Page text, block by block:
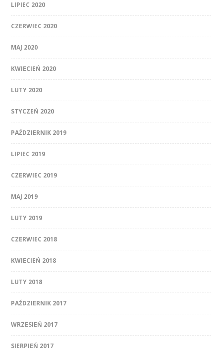
LIPIEC 2020
CZERWIEC 2020
MAJ 2020
KWIECIEŃ 2020
LUTY 2020
STYCZEŃ 2020
PAŹDZIERNIK 2019
LIPIEC 2019
CZERWIEC 2019
MAJ 2019
LUTY 2019
CZERWIEC 2018
KWIECIEŃ 2018
LUTY 2018
PAŹDZIERNIK 2017
WRZESIEŃ 2017
SIERPIEŃ 2017